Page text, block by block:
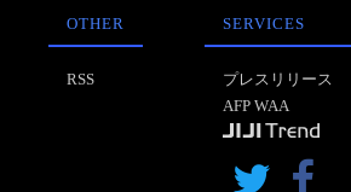
OTHER
RSS
SERVICES
プレスリリース
AFP WAA